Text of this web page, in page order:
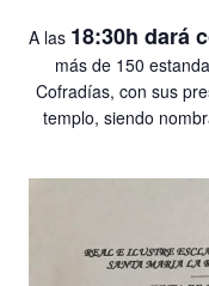
A las 18:30h dará
más de 150
Cofradías, con sus
templo, siendo